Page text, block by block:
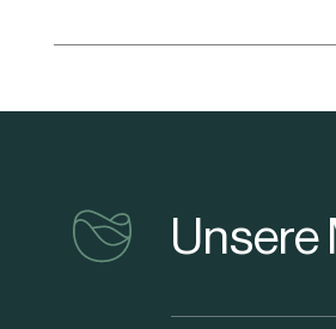
vinventions
Unsere